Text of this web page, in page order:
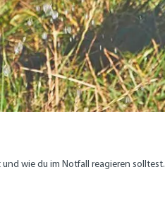
wie du im Notfall reagieren solltest.